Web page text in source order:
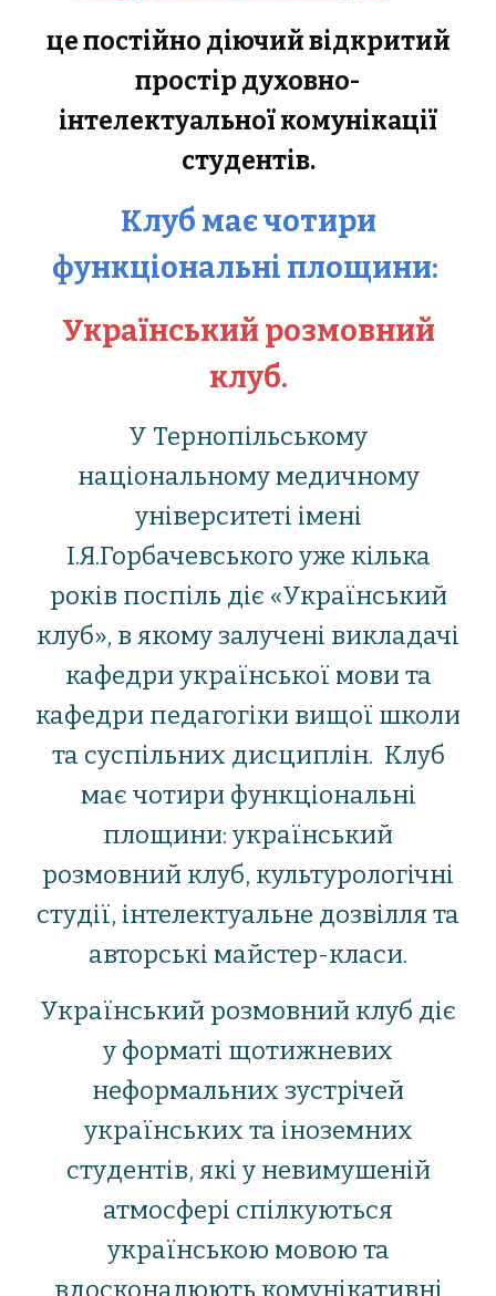
це постійно діючий відкритий
простір духовно-
інтелектуальної комунікації
студентів.
Клуб має чотири
функціональні площини:
Український розмовний
клуб.
У Тернопільському
національному медичному
університеті імені
І.Я.Горбачевського уже кілька
років поспіль діє «Український
клуб», в якому залучені викладачі
кафедри української мови та
кафедри педагогіки вищої школи
та суспільних дисциплін. Клуб
має чотири функціональні
площини: український
розмовний клуб, культурологічні
студії, інтелектуальне дозвілля та
авторські майстер-класи.
Український розмовний клуб діє
у форматі щотижневих
неформальних зустрічей
українських та іноземних
студентів, які у невимушеній
атмосфері спілкуються
українською мовою та
вдосконалюють комунікативні